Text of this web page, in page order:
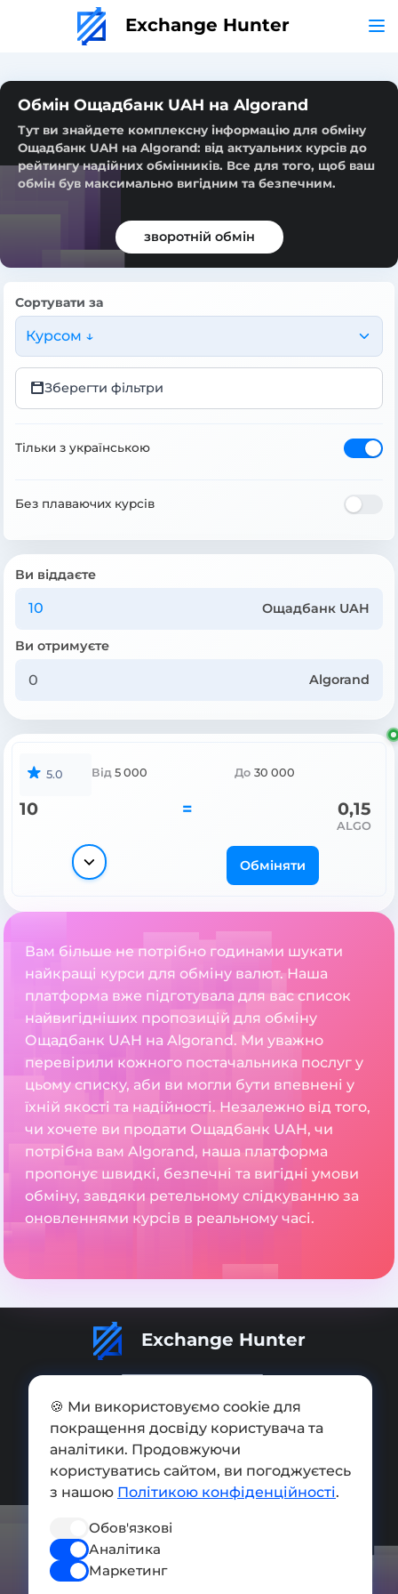
Exchange Hunter
Обмін Ощадбанк UAH на Algorand
Тут ви знайдете комплексну інформацію для обміну
Ощадбанк UAH на Algorand: від актуальних курсів до
рейтингу надійних обмінників. Все для того, щоб ваш
обмін був максимально вигідним та безпечним.
зворотній обмін
Сортувати за
Курсом ↓
Зберегти фільтри
Тільки з українською
Без плаваючих курсів
Ви віддаєте
Ощадбанк UAH
Ви отримуєте
Algorand
5.0 Від 5 000 До 30 000
10 = 0,15
ALGO
Обміняти
Вам більше не потрібно годинами шукати
найкращі курси для обміну валют. Наша
платформа вже підготувала для вас список
найвигідніших пропозицій для обміну
Ощадбанк UAH на Algorand. Ми уважно
перевірили кожного постачальника послуг у
цьому списку, аби ви могли бути впевнені у
їхній якості та надійності. Незалежно від того,
чи хочете ви продати Ощадбанк UAH, чи
потрібна вам Algorand, наша платформа
пропонує швидкі, безпечні та вигідні умови
обміну, завдяки ретельному слідкуванню за
оновленнями курсів в реальному часі.
Exchange Hunter
Додати обмінник
Мапа сайту
Політика конфіденційності
🍪 Ми використовуємо cookie для
покращення досвіду користувача та
аналітики. Продовжуючи
користуватись сайтом, ви погоджуєтесь
з нашою Політикою конфіденційності.
Обов'язкові
Аналітика
Маркетинг